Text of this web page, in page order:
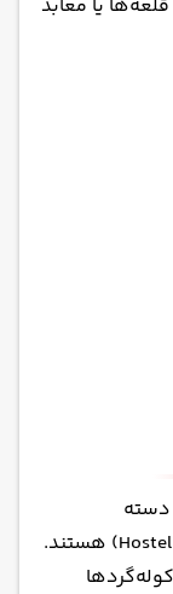
یا معابد
دسته
اقامتگاه‌های ارزان قرار دارند، هاستل‌ها (Hostels) هستند.